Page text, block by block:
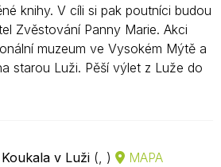
knihy. V cíli si pak poutníci budou
Zvěstování Panny Marie. Akci
muzeum ve Vysokém Mýtě a
starou Luži. Pěší výlet z Luže do
v Luži (, ) MAPA